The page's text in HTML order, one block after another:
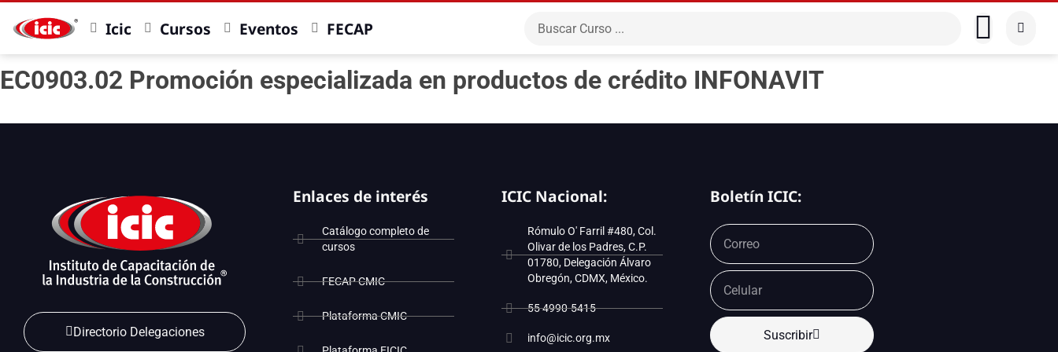
Icic Cursos Eventos FECAP
EC0903.02 Promoción especializada en productos de crédito INFONAVIT
Directorio Delegaciones
Enlaces de interés
Catálogo completo de
cursos
FECAP CMIC
Plataforma CMIC
ICIC Nacional:
Rómulo O' Farril #480, Col.
Olivar de los Padres, C.P.
01780, Delegación Álvaro
Obregón, CDMX, México.
55 4990-5415
info@icic.org.mx
Boletín ICIC:
Suscribir